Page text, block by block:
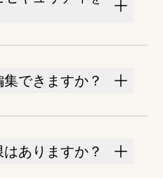
できますか？
ありますか？